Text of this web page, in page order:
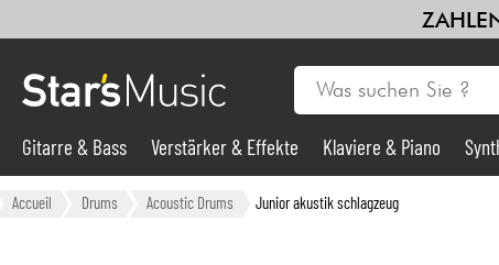
Gitarre & Bass
Gitarre & Bass Verstärker & Effekte Klaviere & Piano
Accueil Drums Acoustic Drums Junior akustik schlagzeug